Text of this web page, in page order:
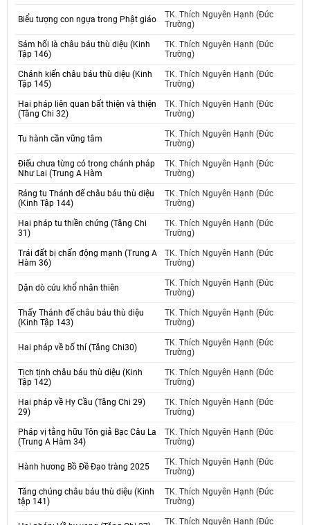
Biểu tượng con ngựa trong Phật giáo
TK. Thích Nguyên Hạnh (Đức
Trường)
Sám hối là châu báu thù diệu (Kinh
Tập 146)
TK. Thích Nguyên Hạnh (Đức
Trường)
Chánh kiến châu báu thù diệu (Kinh
Tập 145)
TK. Thích Nguyên Hạnh (Đức
Trường)
Hai pháp liên quan bất thiện và thiện
(Tăng Chi 32)
TK. Thích Nguyên Hạnh (Đức
Trường)
Tu hành cần vững tâm
TK. Thích Nguyên Hạnh (Đức
Trường)
Điếu chưa từng có trong chánh pháp
Như Lai (Trung A Hàm
TK. Thích Nguyên Hạnh (Đức
Trường)
Ráng tu Thánh đế châu báu thù diệu
(Kinh Tập 144)
TK. Thích Nguyên Hạnh (Đức
Trường)
Hai pháp tu thiền chứng (Tăng Chi
31)
TK. Thích Nguyên Hạnh (Đức
Trường)
Trái đất bị chấn động mạnh (Trung A
Hàm 36)
TK. Thích Nguyên Hạnh (Đức
Trường)
Dặn dò cứu khổ nhân thiên
TK. Thích Nguyên Hạnh (Đức
Trường)
Thấy Thánh đế châu báu thù diệu
(Kinh Tập 143)
TK. Thích Nguyên Hạnh (Đức
Trường)
Hai pháp về bố thí (Tăng Chi30)
TK. Thích Nguyên Hạnh (Đức
Trường)
Tịch tịnh châu báu thù diệu (Kinh
Tập 142)
TK. Thích Nguyên Hạnh (Đức
Trường)
Hai pháp về Hy Cầu (Tăng Chi 29)
29)
TK. Thích Nguyên Hạnh (Đức
Trường)
Pháp vị tằng hữu Tôn giả Bạc Câu La
(Trung A Hàm 34)
TK. Thích Nguyên Hạnh (Đức
Trường)
Hành hương Bồ Đề Đạo tràng 2025
TK. Thích Nguyên Hạnh (Đức
Trường)
Tăng chúng châu báu thù diệu (Kinh
tập 141)
TK. Thích Nguyên Hạnh (Đức
Trường)
TK. Thích Nguyên Hạnh (Đức